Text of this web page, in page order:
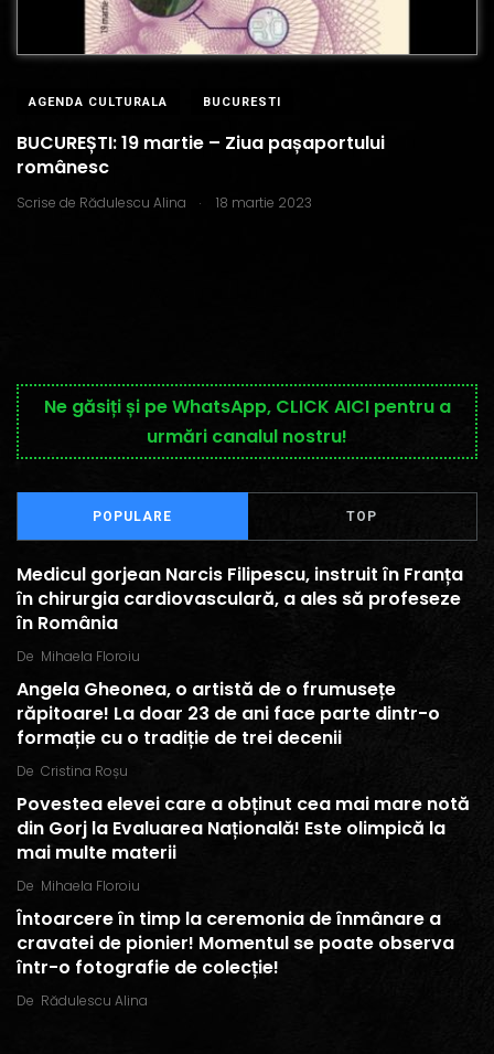
AGENDA CULTURALA BUCURESTI
BUCUREȘTI: 19 martie – Ziua pașaportului
românesc
Scrise de Rădulescu Alina . 18 martie 2023
Ne găsiți și pe WhatsApp, CLICK AICI pentru a
urmări canalul nostru!
POPULARE TOP
Medicul gorjean Narcis Filipescu, instruit în Franța
în chirurgia cardiovasculară, a ales să profeseze
în România
De Mihaela Floroiu
Angela Gheonea, o artistă de o frumusețe
răpitoare! La doar 23 de ani face parte dintr-o
formație cu o tradiție de trei decenii
De Cristina Roșu
Povestea elevei care a obținut cea mai mare notă
din Gorj la Evaluarea Națională! Este olimpică la
mai multe materii
De Mihaela Floroiu
Întoarcere în timp la ceremonia de înmânare a
cravatei de pionier! Momentul se poate observa
într-o fotografie de colecție!
De Rădulescu Alina